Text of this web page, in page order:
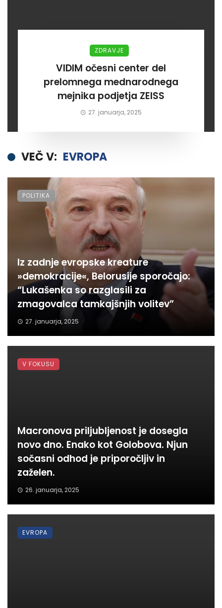
ZDRAVJE
VIDIM očesni center del
prelomnega mednarodnega
mejnika podjetja ZEISS
27. januarja, 2025
VEČ V: EVROPA
Iz zadnje evropske kreature
»demokracije«, Belorusije sporočajo:
“Lukašenka so razglasili za
zmagovalca tamkajšnjih volitev”
27. januarja, 2025
POLITIKA
Macronova priljubljenost je dosegla
novo dno. Enako kot Golobova. Njun
sočasni odhod je priporočljiv in
zaželen.
26. januarja, 2025
V FOKUSU
EVROPA